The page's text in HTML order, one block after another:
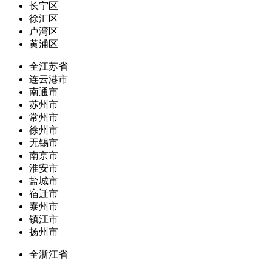
长宁区
徐汇区
卢湾区
黄浦区
全江苏省
连云港市
南通市
苏州市
常州市
徐州市
无锡市
南京市
淮安市
盐城市
宿迁市
泰州市
镇江市
扬州市
全浙江省